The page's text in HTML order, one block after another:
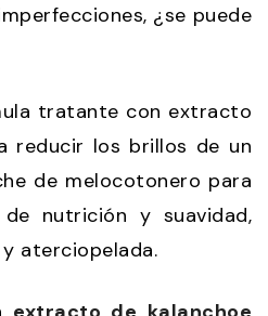
¿se puede
tratante con extracto
reducir los brillos de un
de melocotonero para
nutrición y suavidad,
aterciopelada.